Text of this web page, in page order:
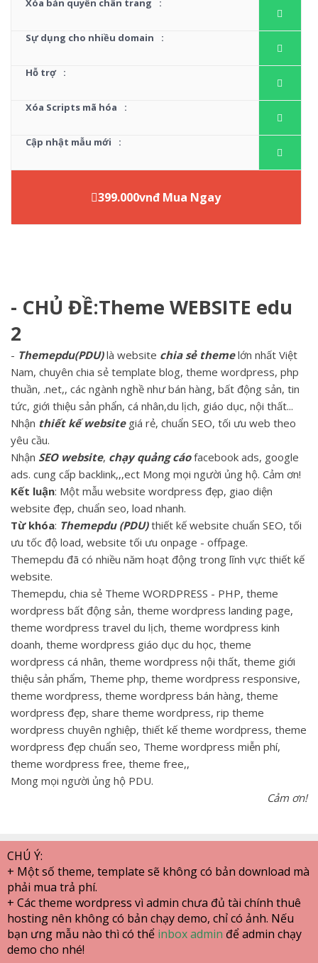
Xóa bản quyền chân trang :
Sự dụng cho nhiều domain :
Hỗ trợ :
Xóa Scripts mã hóa :
Cập nhật mẫu mới :
399.000vnđ Mua Ngay
- CHỦ ĐỀ:Theme WEBSITE edu
2
- Themepdu(PDU)là website chia sẻ themelớn nhất Việt
Nam, chuyên chia sẻ template blog, theme wordpress, php
thuần, .net,, các ngành nghề như bán hàng, bất động sản, tin
tức, giới thiệu sản phẩn, cá nhân,du lịch, giáo dục, nội thất...
Nhận thiết kế websitegiá rẻ, chuẩn SEO, tối ưu web theo
yêu cầu.
Nhận SEO website, chạy quảng cáofacebook ads, google
ads. cung cấp backlink,,,ect Mong mọi người ủng hộ. Cảm ơn!
Kết luận: Một mẫu website wordpress đẹp, giao diện
website đẹp, chuẩn seo, load nhanh.
Từ khóa: Themepdu (PDU)thiết kế website chuẩn SEO, tối
ưu tốc độ load, website tối ưu onpage - offpage.
Themepdu đã có nhiều năm hoạt động trong lĩnh vực thiết kế
website.
Themepdu, chia sẻ Theme WORDPRESS - PHP, theme
wordpress bất động sản, theme wordpress landing page,
theme wordpress travel du lịch, theme wordpress kinh
doanh, theme wordpress giáo dục du học, theme
wordpress cá nhân, theme wordpress nội thất, theme giới
thiệu sản phẩm, Theme php, theme wordpress responsive,
theme wordpress, theme wordpress bán hàng, theme
wordpress đẹp, share theme wordpress, rip theme
wordpress chuyên nghiệp, thiết kế theme wordpress, theme
wordpress đẹp chuẩn seo, Theme wordpress miễn phí,
theme wordpress free, theme free,,
Mong mọi người ủng hộ PDU.
Cảm ơn!
CHÚ Ý:
+ Một số theme, template sẽ không có bản download mà
phải mua trả phí.
+ Các theme wordpress vì admin chưa đủ tài chính thuê
hosting nên không có bản chạy demo, chỉ có ảnh. Nếu
bạn ưng mẫu nào thì có thể inbox admin để admin chạy
demo cho nhé!